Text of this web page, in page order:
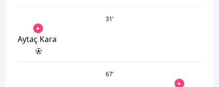
31’
Aytaç Kara
67’